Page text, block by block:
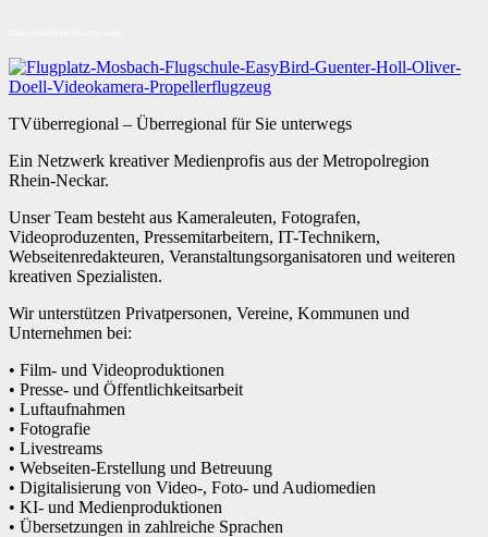
TVüberregional – Überregional für Sie unterwegs
Ein Netzwerk kreativer Medienprofis aus der Metropolregion
Rhein-Neckar.
Unser Team besteht aus Kameraleuten, Fotografen,
Videoproduzenten, Pressemitarbeitern, IT-Technikern,
Webseitenredakteuren, Veranstaltungsorganisatoren und weiteren
kreativen Spezialisten.
Wir unterstützen Privatpersonen, Vereine, Kommunen und
Unternehmen bei:
• Film- und Videoproduktionen
• Presse- und Öffentlichkeitsarbeit
• Luftaufnahmen
• Fotografie
• Livestreams
• Webseiten-Erstellung und Betreuung
• Digitalisierung von Video-, Foto- und Audiomedien
• KI- und Medienproduktionen
• Übersetzungen in zahlreiche Sprachen